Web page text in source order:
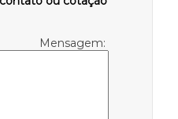
Mensagem: